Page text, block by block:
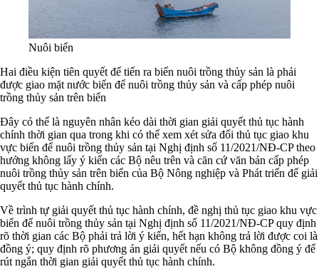
Nuôi biển
Hai điều kiện tiên quyết để tiến ra biển nuôi trồng thủy sản là phải
được giao mặt nước biển để nuôi trồng thủy sản và cấp phép nuôi
trồng thủy sản trên biển
Đây có thể là nguyên nhân kéo dài thời gian giải quyết thủ tục hành
chính thời gian qua trong khi có thể xem xét sửa đổi thủ tục giao khu
vực biển để nuôi trồng thủy sản tại Nghị định số 11/2021/NĐ-CP theo
hướng không lấy ý kiến các Bộ nêu trên và căn cứ văn bản cấp phép
nuôi trồng thủy sản trên biển của Bộ Nông nghiệp và Phát triển để giải
quyết thủ tục hành chính.
Về trình tự giải quyết thủ tục hành chính, đề nghị thủ tục giao khu vực
biển để nuôi trồng thủy sản tại Nghị định số 11/2021/NĐ-CP quy định
rõ thời gian các Bộ phải trả lời ý kiến, hết hạn không trả lời được coi là
đồng ý; quy định rõ phương án giải quyết nếu có Bộ không đồng ý để
rút ngắn thời gian giải quyết thủ tục hành chính.